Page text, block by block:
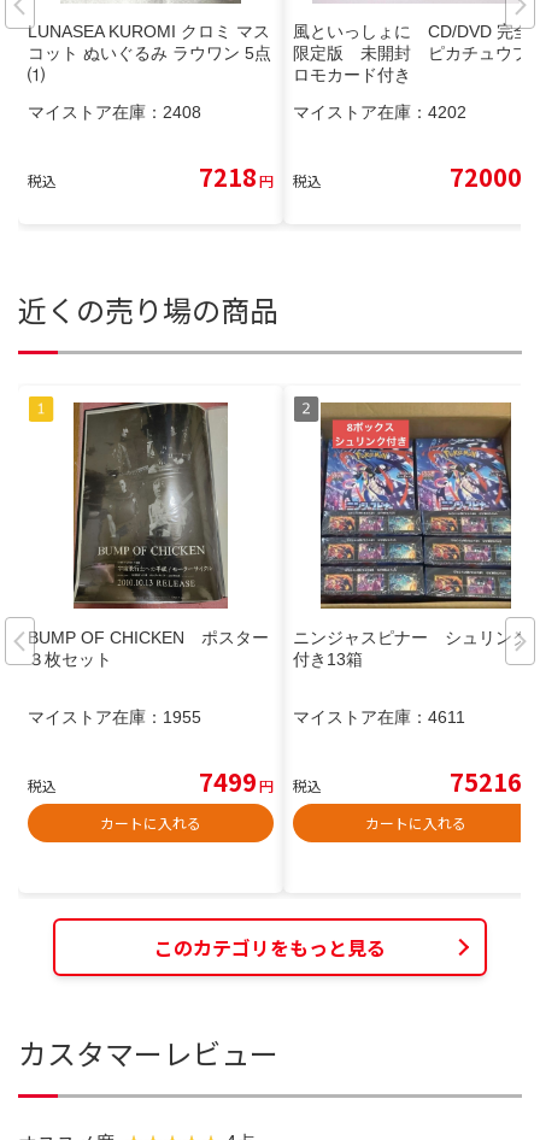
LUNASEA KUROMI クロミ マス
コット ぬいぐるみ ラウワン 5点
⑴
マイストア在庫： 2408
税込 7218円
風といっしょに CD/DVD 完全
限定版 未開封 ピカチュウプ
ロモカード付き
マイストア在庫： 4202
税込 72000
近くの売り場の商品
BUMP OF CHICKEN ポスター
３枚セット
マイストア在庫： 1955
税込 7499円
カートに入れる
ニンジャスピナー シュリンク
付き13箱
マイストア在庫： 4611
税込 75216
カートに入れる
このカテゴリをもっと見る
カスタマーレビュー